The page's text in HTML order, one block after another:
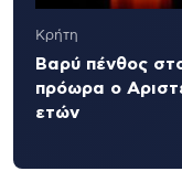
Κρήτη
Βαρύ πένθος
πρόωρα ο
ετών